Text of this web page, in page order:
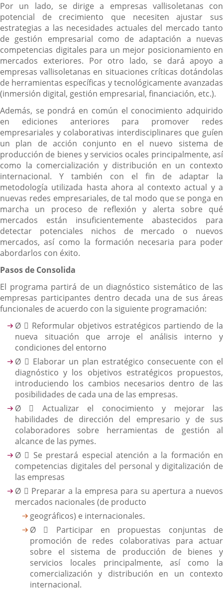
Por un lado, se dirige a empresas vallisoletanas con
potencial de crecimiento que necesiten ajustar sus
estrategias a las necesidades actuales del mercado tanto
de gestión empresarial como de adaptación a nuevas
competencias digitales para un mejor posicionamiento en
mercados exteriores. Por otro lado, se dará apoyo a
empresas vallisoletanas en situaciones críticas dotándolas
de herramientas específicas y tecnológicamente avanzadas
(inmersión digital, gestión empresarial, financiación, etc.).
Además, se pondrá en común el conocimiento adquirido
en ediciones anteriores para promover redes
empresariales y colaborativas interdisciplinares que guíen
un plan de acción conjunto en el nuevo sistema de
producción de bienes y servicios ocales principalmente, así
como la comercialización y distribución en un contexto
internacional. Y también con el fin de adaptar la
metodología utilizada hasta ahora al contexto actual y a
nuevas redes empresariales, de tal modo que se ponga en
marcha un proceso de reflexión y alerta sobre qué
mercados están insuficientemente abastecidos para
detectar potenciales nichos de mercado o nuevos
mercados, así como la formación necesaria para poder
abordarlos con éxito.
Pasos de Consolida
El programa partirá de un diagnóstico sistemático de las
empresas participantes dentro decada una de sus áreas
funcionales de acuerdo con la siguiente programación:
Ø  Reformular objetivos estratégicos partiendo de la
nueva situación que arroje el análisis interno y
condiciones del entorno
Ø  Elaborar un plan estratégico consecuente con el
diagnóstico y los objetivos estratégicos propuestos,
introduciendo los cambios necesarios dentro de las
posibilidades de cada una de las empresas.
Ø  Actualizar el conocimiento y mejorar las
habilidades de dirección del empresario y de sus
colaboradores sobre herramientas de gestión al
alcance de las pymes.
Ø  Se prestará especial atención a la formación en
competencias digitales del personal y digitalización de
las empresas
Ø  Preparar a la empresa para su apertura a nuevos
mercados nacionales (de producto
geográficos) e internacionales.
Ø  Participar en propuestas conjuntas de
promoción de redes colaborativas para actuar
sobre el sistema de producción de bienes y
servicios locales principalmente, así como la
comercialización y distribución en un contexto
internacional.